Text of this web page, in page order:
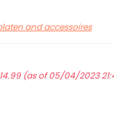
and accessoires
14.99(as of 05/04/2023